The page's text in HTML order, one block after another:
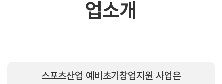
업소개
스포츠산업 예비초기창업지원 사업은